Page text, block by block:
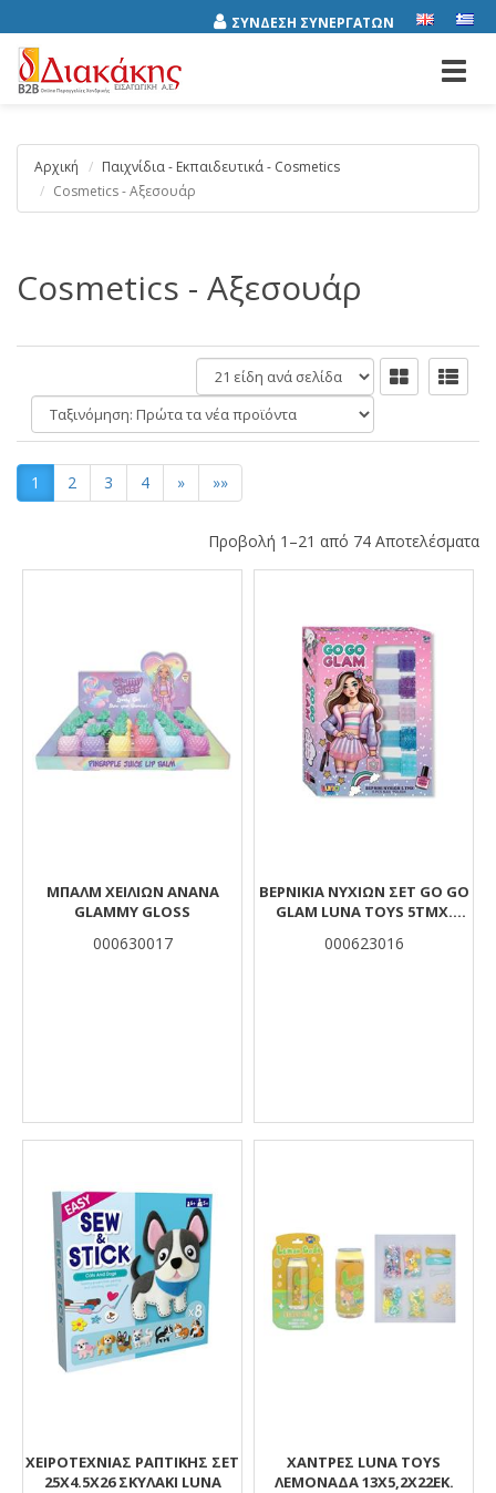
ΣΥΝΔΕΣΗ ΣΥΝΕΡΓΑΤΩΝ
Αρχική
Παιχνίδια - Εκπαιδευτικά - Cosmetics
Cosmetics - Αξεσουάρ
Cosmetics - Αξεσουάρ
είδη
ανά
σελίδα
Ταξινόμηση:
1 2 3 4 » »»
Προβολή 1–21 από 74 Αποτελέσματα
Αποτελέσματα
ΜΠΑΛΜ ΧΕΙΛΙΏΝ ΑΝΑΝΆ
GLAMMY GLOSS
000630017
ΒΕΡΝΊΚΙΑ ΝΥΧΙΏΝ ΣΕΤ GO GO
GLAM LUNA TOYS 5ΤΜΧ.
000623016
ΧΕΙΡΟΤΕΧΝΙΑΣ ΡΑΠΤΙΚΗΣ ΣΕΤ
25X4.5X26 ΣΚΥΛΑΚΙ LUNA
ΧΆΝΤΡΕΣ LUNA TOYS
ΛΕΜΟΝΆΔΑ 13X5,2X22ΕΚ.